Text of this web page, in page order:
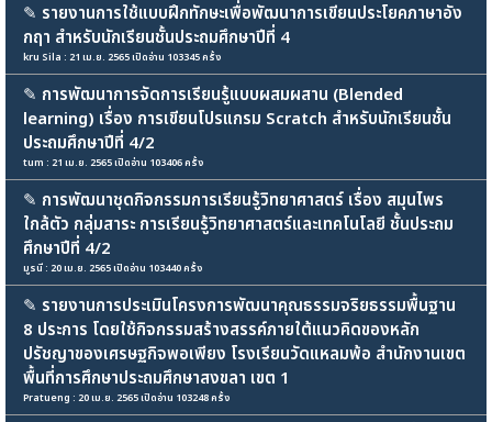
✎ รายงานการใช้แบบฝึกทักษะเพื่อพัฒนาการเขียนประโยคภาษาอัง
กฤา สำหรับนักเรียนชั้นประถมศึกษาปีที่ 4
kru Sila : 21 เม.ย. 2565 เปิดอ่าน 103345 ครั้ง
✎ การพัฒนาการจัดการเรียนรู้แบบผสมผสาน (Blended
learning) เรื่อง การเขียนโปรแกรม Scratch สำหรับนักเรียนชั้น
ประถมศึกษาปีที่ 4/2
tum : 21 เม.ย. 2565 เปิดอ่าน 103406 ครั้ง
✎ การพัฒนาชุดกิจกรรมการเรียนรู้วิทยาศาสตร์ เรื่อง สมุนไพร
ใกล้ตัว กลุ่มสาระ การเรียนรู้วิทยาศาสตร์และเทคโนโลยี ชั้นประถม
ศึกษาปีที่ 4/2
มูรนี : 20 เม.ย. 2565 เปิดอ่าน 103440 ครั้ง
✎ รายงานการประเมินโครงการพัฒนาคุณธรรมจริยธรรมพื้นฐาน
8 ประการ โดยใช้กิจกรรมสร้างสรรค์ภายใต้แนวคิดของหลัก
ปรัชญาของเศรษฐกิจพอเพียง โรงเรียนวัดแหลมพ้อ สำนักงานเขต
พื้นที่การศึกษาประถมศึกษาสงขลา เขต 1
Pratueng : 20 เม.ย. 2565 เปิดอ่าน 103248 ครั้ง